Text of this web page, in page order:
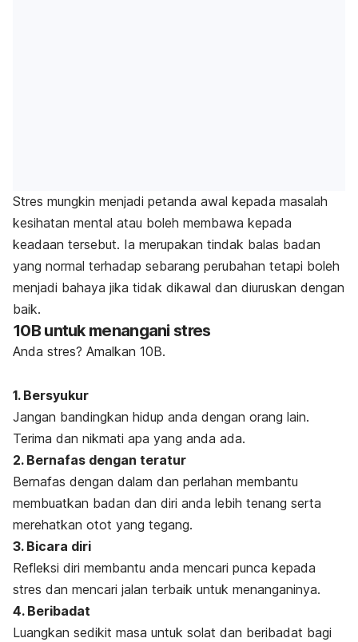
Stres mungkin menjadi petanda awal kepada masalah
kesihatan mental atau boleh membawa kepada
keadaan tersebut. Ia merupakan tindak balas badan
yang normal terhadap sebarang perubahan tetapi boleh
menjadi bahaya jika tidak dikawal dan diuruskan dengan
baik.
10B untuk menangani stres
Anda stres? Amalkan 10B.
1. Bersyukur
Jangan bandingkan hidup anda dengan orang lain.
Terima dan nikmati apa yang anda ada.
2. Bernafas dengan teratur
Bernafas dengan dalam dan perlahan membantu
membuatkan badan dan diri anda lebih tenang serta
merehatkan otot yang tegang.
3. Bicara diri
Refleksi diri membantu anda mencari punca kepada
stres dan mencari jalan terbaik untuk menanganinya.
4. Beribadat
Luangkan sedikit masa untuk solat dan beribadat bagi